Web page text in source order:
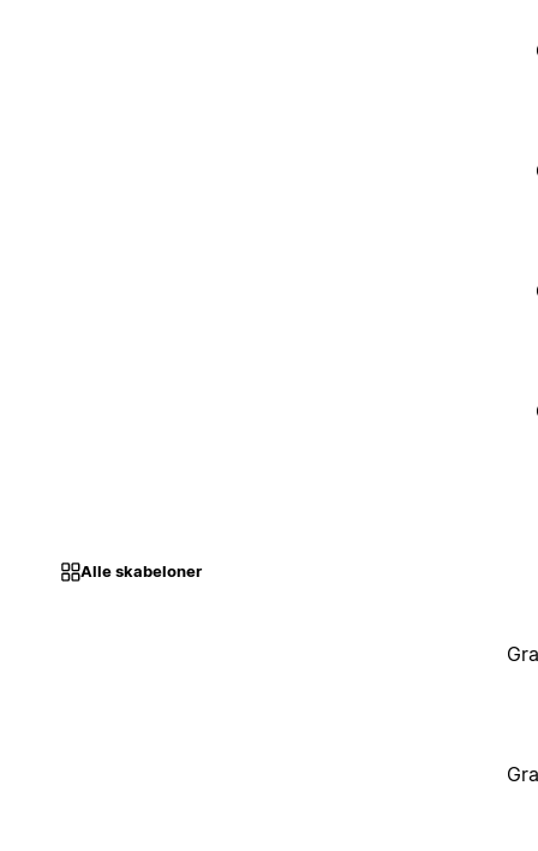
Alle skabeloner